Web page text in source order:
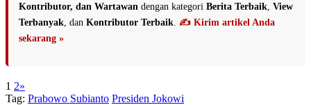
Kontributor, dan Wartawan dengan kategori Berita Terbaik View
Terbanyak , dan Kontributor Terbaik ✍️ Kirim artikel Anda
sekarang »
1 2»
Tag: Prabowo Subianto Presiden Jokowi